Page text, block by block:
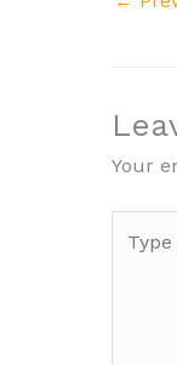
Your
here..